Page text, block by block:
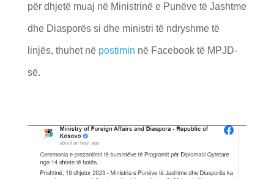
për dhjetë muaj në Ministrinë e Punëve të Jashtme
dhe Diasporës si dhe ministri të ndryshme të
linjës, thuhet në postimin në Facebook të MPJD-
së.